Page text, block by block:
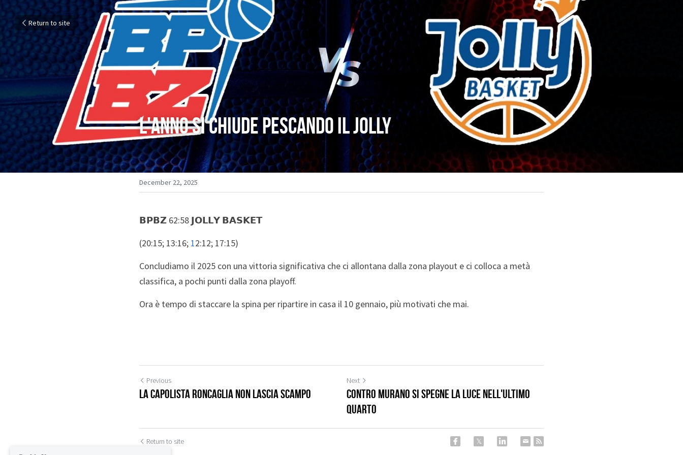
Return to site
L'anno si chiude pescando il Jolly
December 22, 2025
𝗕𝗣𝗕𝗭 62:58 𝗝𝗢𝗟𝗟𝗬 𝗕𝗔𝗦𝗞𝗘𝗧
(20:15; 13:16; 12:12; 17:15)
Concludiamo il 2025 con una vittoria significativa che ci allontana dalla zona playout e ci colloca a metà
classifica, a pochi punti dalla zona playoff.
Ora è tempo di staccare la spina per ripartire in casa il 10 gennaio, più motivati che mai.
Previous
La capolista Roncaglia non lascia scampo
Next
Contro Murano si spegne la luce nell'ultimo
quarto
Return to site